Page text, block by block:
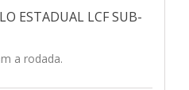
24 - 18:00
ESTADUAL LCF SUB-
a rodada.